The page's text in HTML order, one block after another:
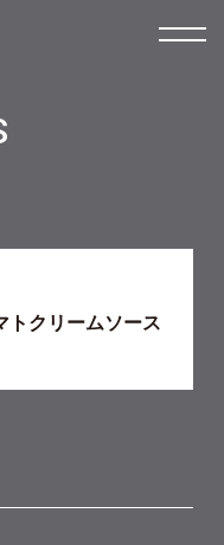
トクリームソース